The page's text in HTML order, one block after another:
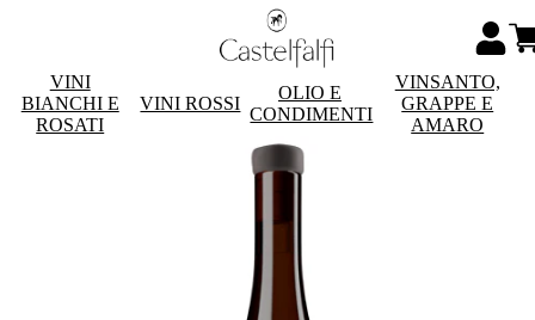
VINI
BIANCHI E
ROSATI
VINI ROSSI
OLIO E
CONDIMENTI
VINSANTO,
GRAPPE E
AMARO